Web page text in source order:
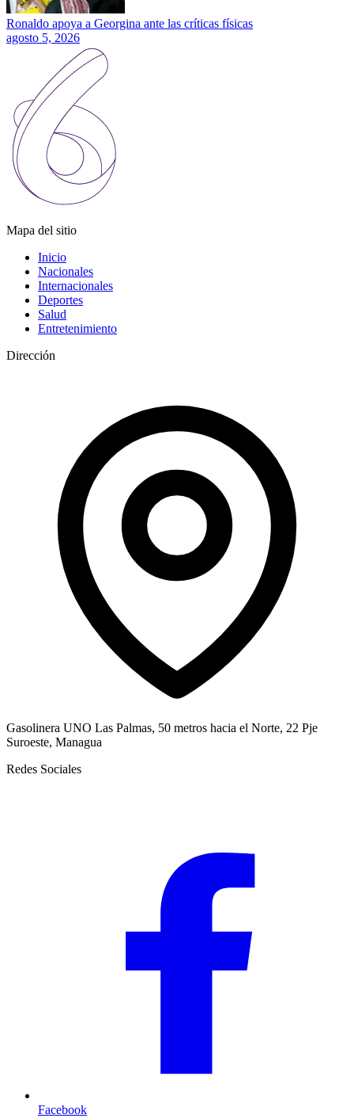
Ronaldo apoya a Georgina ante las críticas físicas
agosto 5, 2026
Mapa del sitio
Inicio
Nacionales
Internacionales
Deportes
Salud
Entretenimiento
Dirección
Gasolinera UNO Las Palmas, 50 metros hacia el Norte, 22 Pje
Suroeste, Managua
Redes Sociales
Facebook